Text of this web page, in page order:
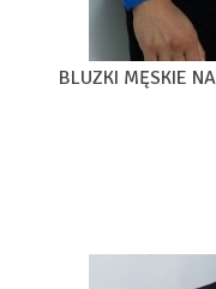
BLUZKI MĘSKIE